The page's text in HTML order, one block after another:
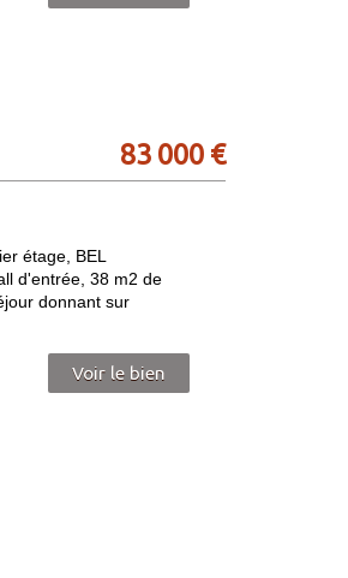
83 000 €
étage, BEL
d'entrée, 38 m2 de
donnant sur
Voir le bien